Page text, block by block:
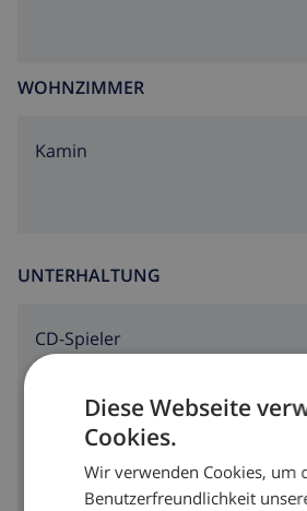
WOHNZIMMER
Kamin
UNTERHALTUNG
CD-Spieler
DVD-Spieler
Satellitenfernsehen
Diese Webseite
Cookies.
Wir verwenden Cookies, um
Benutzerfreundlichkeit